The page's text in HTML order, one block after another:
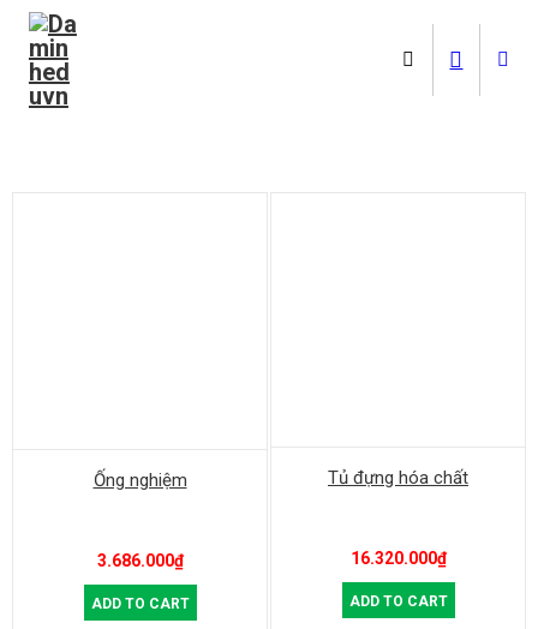
Ống nghiệm
3.686.000₫
ADD TO CART
Tủ đựng hóa chất
16.320.000₫
ADD TO CART